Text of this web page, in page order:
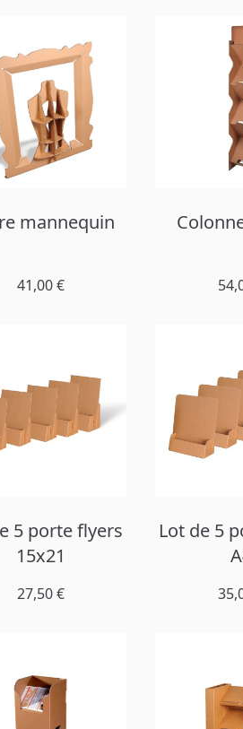
/ CLOISON
mannequin
41,00 €
5 porte flyers
15x21
27,50 €
Lot de 5